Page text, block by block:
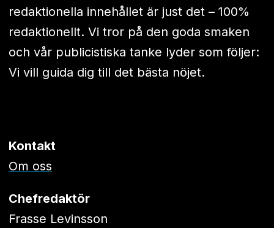
redaktionella innehållet är just det – 100%
redaktionellt. Vi tror på den goda smaken
och vår publicistiska tanke lyder som följer:
Vi vill guida dig till det bästa nöjet.
Kontakt
Om oss
Chefredaktör
Frasse Levinsson